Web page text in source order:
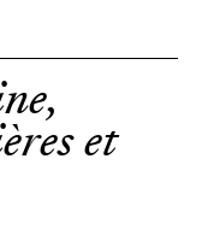
et